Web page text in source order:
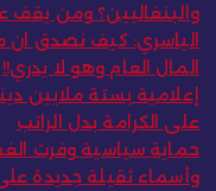
والبنغاليين؟ ومن يقف
الياسري: كيف نصدق ان
المال العام وهو لا يدري!!
إعلامية بستة ملايين
على الكرامة بدل الراتب
حماية سياسية وفرت
وأسماء ثقيلة جديدة